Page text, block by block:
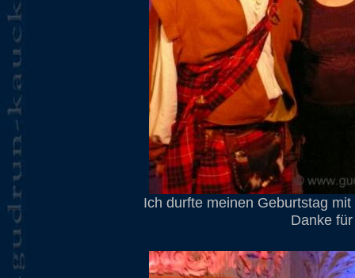
Ich durfte meinen Geburtstag
Danke